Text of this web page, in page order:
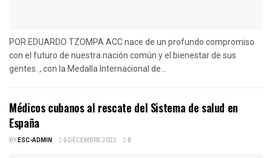
POR EDUARDO TZOMPA ACC nace de un profundo compromiso
con el futuro de nuestra nación común y el bienestar de sus
gentes. , con la Medalla Internacional de...
Médicos cubanos al rescate del Sistema de salud en
España
BYESC-ADMIN 6 DÉCEMBRE 2022 0